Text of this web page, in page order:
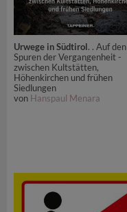
Urwege in Südtirol. . Auf den
Spuren der Vergangenheit -
zwischen Kultstätten,
Höhenkirchen und frühen
Siedlungen
von Hanspaul Menara